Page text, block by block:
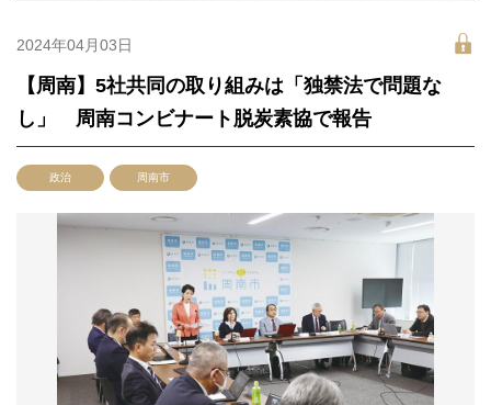
2024年04月03日
【周南】5社共同の取り組みは「独禁法で問題な
し」 周南コンビナート脱炭素協で報告
政治 周南市